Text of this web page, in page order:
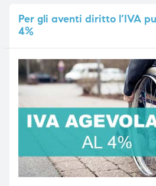
Pergli aventi diritto l’IVA
4%